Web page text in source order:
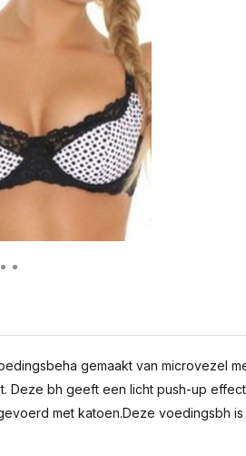
gemaakt van microvezel
Deze bh geeft een licht push-up
met katoen.Deze voedingsbh is